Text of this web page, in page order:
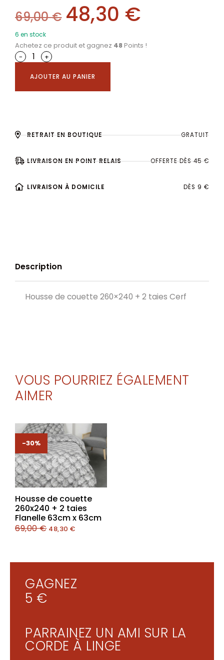
69,00€ 48,30 €
6 en stock
Achetez ce produit et gagnez 48 Points !
-
+
AJOUTER AU PANIER
RETRAIT EN BOUTIQUE GRATUIT
LIVRAISON EN POINT RELAIS OFFERTE DÈS 45 €
LIVRAISON À DOMICILE DÈS 9 €
Description
Housse de couette 260×240 + 2 taies Cerf
VOUS POURRIEZ ÉGALEMENT
AIMER
-30%
-30%
Housse de couette
260x240 + 2 taies
Flanelle 63cm x 63cm
69,00€ 48,30 €
GAGNEZ
5 €
PARRAINEZ UN AMI SUR LA
CORDE À LINGE